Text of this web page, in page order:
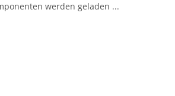
werden geladen ...